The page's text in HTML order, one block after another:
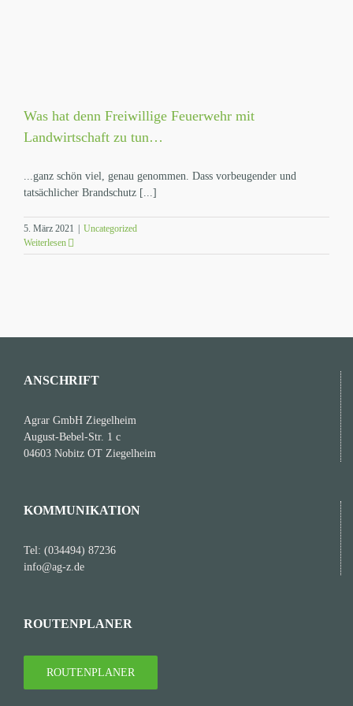
Was hat denn Freiwillige Feuerwehr mit
Landwirtschaft zu tun…
...ganz schön viel, genau genommen. Dass vorbeugender und
tatsächlicher Brandschutz [...]
5. März 2021 | Uncategorized
Weiterlesen
ANSCHRIFT
Agrar GmbH Ziegelheim
August-Bebel-Str. 1 c
04603 Nobitz OT Ziegelheim
KOMMUNIKATION
Tel: (034494) 87236
info@ag-z.de
ROUTENPLANER
ROUTENPLANER